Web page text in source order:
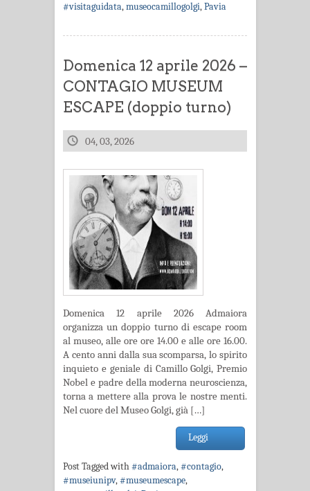
#visitaguidata,museocamillogolgi,Pavia
Domenica 12 aprile 2026 –
CONTAGIO MUSEUM
ESCAPE (doppio turno)
04, 03, 2026
Domenica 12 aprile 2026 Admaiora
organizza un doppio turno di escape room
al museo, alle ore ore 14.00 e alle ore 16.00.
A cento anni dalla sua scomparsa, lo spirito
inquieto e geniale di Camillo Golgi, Premio
Nobel e padre della moderna neuroscienza,
torna a mettere alla prova le nostre menti.
Nel cuore del Museo Golgi, già […]
Leggi
Post Tagged with#admaiora,#contagio,
#museiunipv,#museumescape,